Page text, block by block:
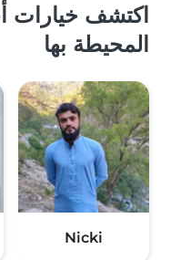
اكتشف خيارات
المحيطة بها
Nicki